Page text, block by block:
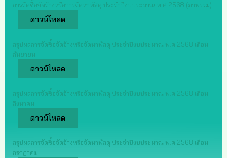
การจัดซื้อจัดจ้างหรือการจัดหาพัสดุ ประจำปีงบประมาณ พ.ศ.2568 (ภาพรวม)
ดาวน์โหลด
สรุปผลการจัดซื้อจัดจ้างหรือจัดหาพัสดุ ประจำปีงบประมาณ พ.ศ.2568 เดือน
กันยายน
ดาวน์โหลด
สรุปผลการจัดซื้อจัดจ้างหรือจัดหาพัสดุ ประจำปีงบประมาณ พ.ศ.2568 เดือน
สิงหาคม
ดาวน์โหลด
สรุปผลการจัดซื้อจัดจ้างหรือจัดหาพัสดุ ประจำปีงบประมาณ พ.ศ.2568 เดือน
กรกฎาคม